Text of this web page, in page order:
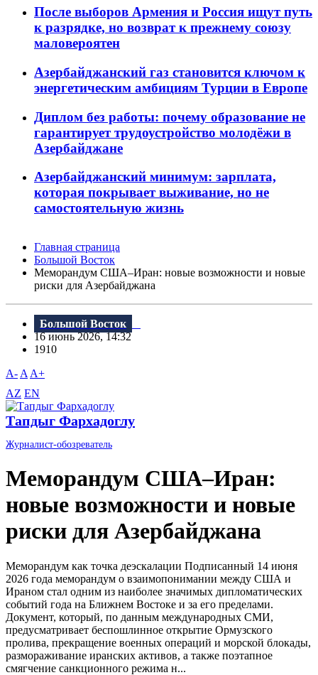
После выборов Армения и Россия ищут путь
к разрядке, но возврат к прежнему союзу
маловероятен
Азербайджанский газ становится ключом к
энергетическим амбициям Турции в Европе
Диплом без работы: почему образование не
гарантирует трудоустройство молодёжи в
Азербайджане
Азербайджанский минимум: зарплата,
которая покрывает выживание, но не
самостоятельную жизнь
Главная страница
Большой Восток
Меморандум США–Иран: новые возможности и новые
риски для Азербайджана
Большой Восток
16 июнь 2026, 14:32
1910
A- A A+
AZ EN
Тапдыг Фархадоглу
Журналист-обозреватель
Меморандум США–Иран:
новые возможности и новые
риски для Азербайджана
Меморандум как точка деэскалации Подписанный 14 июня
2026 года меморандум о взаимопонимании между США и
Ираном стал одним из наиболее значимых дипломатических
событий года на Ближнем Востоке и за его пределами.
Документ, который, по данным международных СМИ,
предусматривает беспошлинное открытие Ормузского
пролива, прекращение военных операций и морской блокады,
размораживание иранских активов, а также поэтапное
смягчение санкционного режима н...